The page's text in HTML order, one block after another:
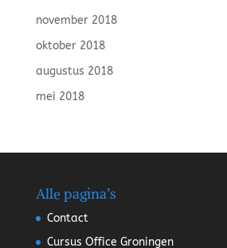
november 2018
oktober 2018
augustus 2018
mei 2018
Alle pagina’s
Contact
Cursus Office Groningen